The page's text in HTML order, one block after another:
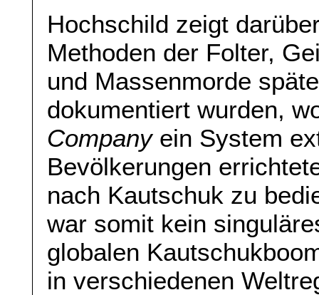
Hochschild zeigt
Methoden der Folter,
und Massenmorde
dokumentiert wurden,
Companyein System
Bevölkerungen
nach Kautschuk zu
war somit kein
globalen
in verschiedenen